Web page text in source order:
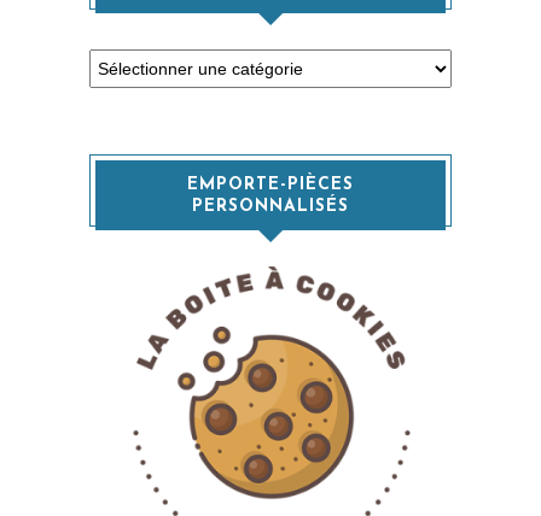
Catégories
EMPORTE-PIÈCES
PERSONNALISÉS